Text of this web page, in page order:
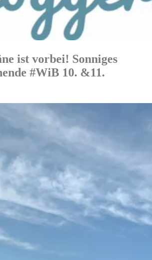
ist vorbei! Sonniges
#WiB 10. &11.